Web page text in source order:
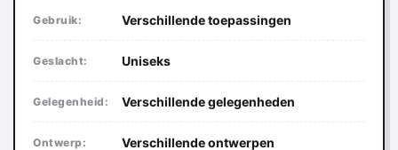
Gebruik: Verschillende toepassingen
Geslacht: Uniseks
Gelegenheid: Verschillende gelegenheden
Ontwerp: Verschillende ontwerpen